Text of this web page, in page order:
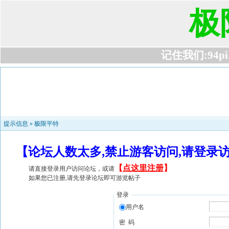
极
记住我们
提示信息 » 极限平特
【论坛人数太多,禁止游客访问,请登
请直接登录用户访问论坛，或请 【 点这里注册】
如果您已注册,请先登录论坛即可游览帖子
登录
用户名
密 码